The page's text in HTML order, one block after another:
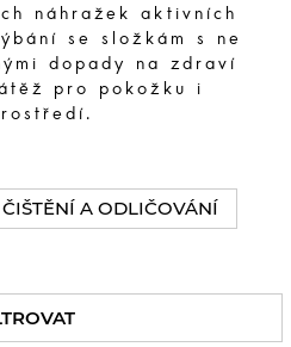
náhražek aktivních
se složkám s ne
dopady na zdraví
pro pokožku i
ČIŠTĚNÍ A ODLIČOVÁNÍ